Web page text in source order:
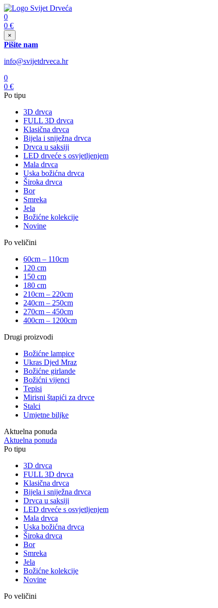
0
0 €
×
Pišite nam
info@svijetdrveca.hr
0
0 €
Po tipu
3D drvca
FULL 3D drvca
Klasična drvca
Bijela i sniježna drvca
Drvca u saksiji
LED drveće s osvjetljenjem
Mala drvca
Uska božićna drvca
Široka drvca
Bor
Smreka
Jela
Božićne kolekcije
Novine
Po veličini
60cm – 110cm
120 cm
150 cm
180 cm
210cm – 220cm
240cm – 250cm
270cm – 450cm
400cm – 1200cm
Drugi proizvodi
Božićne lampice
Ukras Djed Mraz
Božićne girlande
Božićni vijenci
Tepisi
Mirisni štapići za drvce
Stalci
Umjetne biljke
Aktuelna ponuda
Aktuelna ponuda
Po tipu
3D drvca
FULL 3D drvca
Klasična drvca
Bijela i sniježna drvca
Drvca u saksiji
LED drveće s osvjetljenjem
Mala drvca
Uska božićna drvca
Široka drvca
Bor
Smreka
Jela
Božićne kolekcije
Novine
Po veličini